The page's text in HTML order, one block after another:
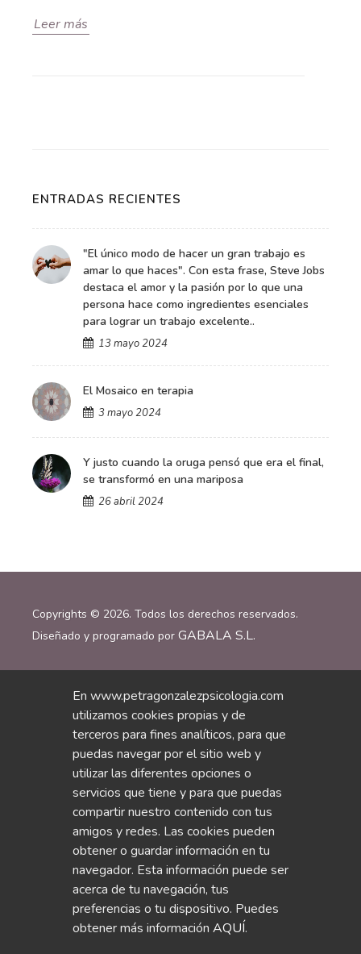
Leer más
ENTRADAS RECIENTES
"El único modo de hacer un gran trabajo es
amar lo que haces". Con esta frase, Steve Jobs
destaca el amor y la pasión por lo que una
persona hace como ingredientes esenciales
para lograr un trabajo excelente..
13 mayo 2024
El Mosaico en terapia
3 mayo 2024
Y justo cuando la oruga pensó que era el final,
se transformó en una mariposa
26 abril 2024
Copyrights © 2026. Todos los derechos reservados.
Diseñado y programado por GABALA S.L.
/ Sobre Mi / Psicoterapias / Blog / Contacto
Declaración de Accesibilidad
Política Privacidad
/ Avisos Legales
En www.petragonzalezpsicologia.com
utilizamos cookies propias y de
terceros para fines analíticos, para que
puedas navegar por el sitio web y
utilizar las diferentes opciones o
servicios que tiene y para que puedas
compartir nuestro contenido con tus
amigos y redes. Las cookies pueden
obtener o guardar información en tu
navegador. Esta información puede ser
acerca de tu navegación, tus
preferencias o tu dispositivo. Puedes
obtener más información AQUÍ.